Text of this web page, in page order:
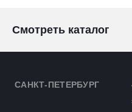
Смотреть каталог
САНКТ-ПЕТЕРБУРГ